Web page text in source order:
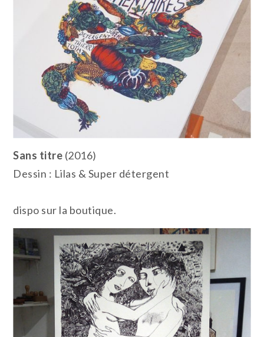
Sans titre (2016)
Dessin : Lilas & Super détergent
dispo sur la boutique.